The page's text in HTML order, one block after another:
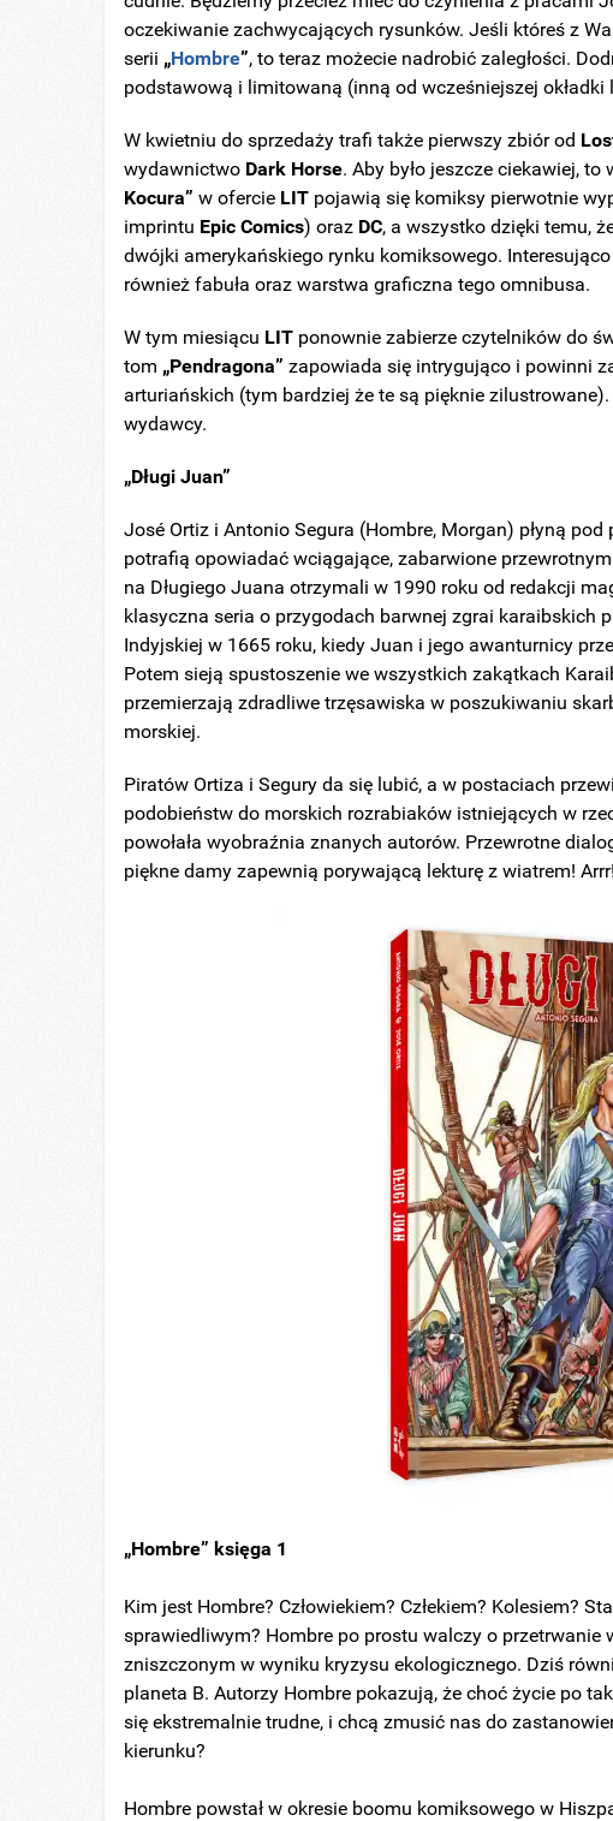
oczekiwanie zachwycających rysunków. Jeśli któreś z
serii „Hombre”, to teraz możecie nadrobić zaległości.
podstawową i limitowaną (inną od wcześniejszej
W kwietniu do sprzedaży trafi także pierwszy zbiór od
wydawnictwo Dark Horse. Aby było jeszcze ciekawiej,
Kocura” w ofercie LIT pojawią się komiksy pierwotnie
imprintu Epic Comics) oraz DC, a wszystko dzięki temu,
dwójki amerykańskiego rynku komiksowego.
również fabuła oraz warstwa graficzna tego omnibusa.
W tym miesiącu LIT ponownie zabierze czytelników do
tom „Pendragona” zapowiada się intrygująco i powinni
arturiańskich (tym bardziej że te są pięknie
wydawcy.
„Długi Juan”
José Ortiz i Antonio Segura (Hombre, Morgan) płyną
potrafią opowiadać wciągające, zabarwione
na Długiego Juana otrzymali w 1990 roku od redakcji
klasyczna seria o przygodach barwnej zgrai karaibskich
Indyjskiej w 1665 roku, kiedy Juan i jego awanturnicy
Potem sieją spustoszenie we wszystkich zakątkach
przemierzają zdradliwe trzęsawiska w poszukiwaniu
morskiej.
Piratów Ortiza i Segury da się lubić, a w postaciach
podobieństw do morskich rozrabiaków istniejących w
powołała wyobraźnia znanych autorów. Przewrotne
piękne damy zapewnią porywającą lekturę z wiatrem! Arrr!
„Hombre” księga 1
Kim jest Hombre? Człowiekiem? Człekiem? Kolesiem?
sprawiedliwym? Hombre po prostu walczy o przetrwanie
zniszczonym w wyniku kryzysu ekologicznego. Dziś
planeta B. Autorzy Hombre pokazują, że choć życie po
się ekstremalnie trudne, i chcą zmusić nas do
kierunku?
Hombre powstał w okresie boomu komiksowego w